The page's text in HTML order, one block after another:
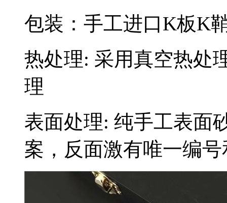
包装：手工进口K板K
热处理: 采用真空热处
理
表面处理: 纯手工表面
案，反面激有唯一编